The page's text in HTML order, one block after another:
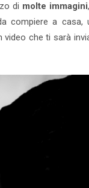
di molte immagini
compiere a
video che ti sarà